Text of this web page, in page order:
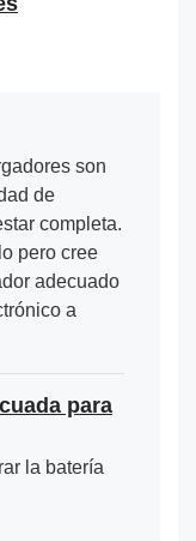
son
de
completa.
pero cree
adecuado
a
para
la batería